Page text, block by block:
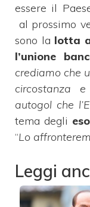
essere il
al prossimo
sono la lotta
l’unione
crediamo che
circostanza
autogol che
tema degli
“Lo
Leggi